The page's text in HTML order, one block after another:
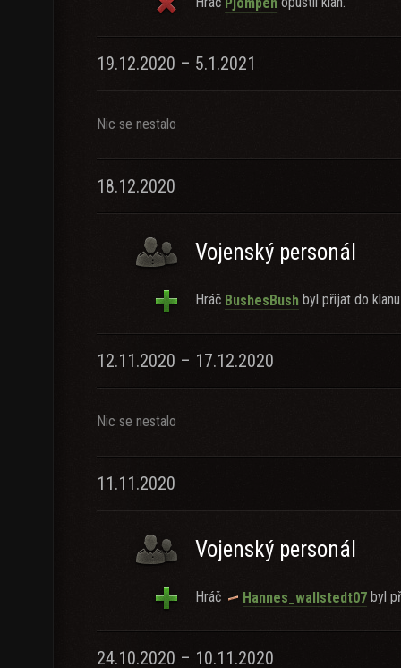
19.12.2020 – 5.1.2021
Nic se nestalo
18.12.2020
Vojenský personál
Hráč BushesBush byl přijat do
12.11.2020 – 17.12.2020
Nic se nestalo
11.11.2020
Vojenský personál
Hráč Hannes_wallstedt07 byl
24.10.2020 – 10.11.2020